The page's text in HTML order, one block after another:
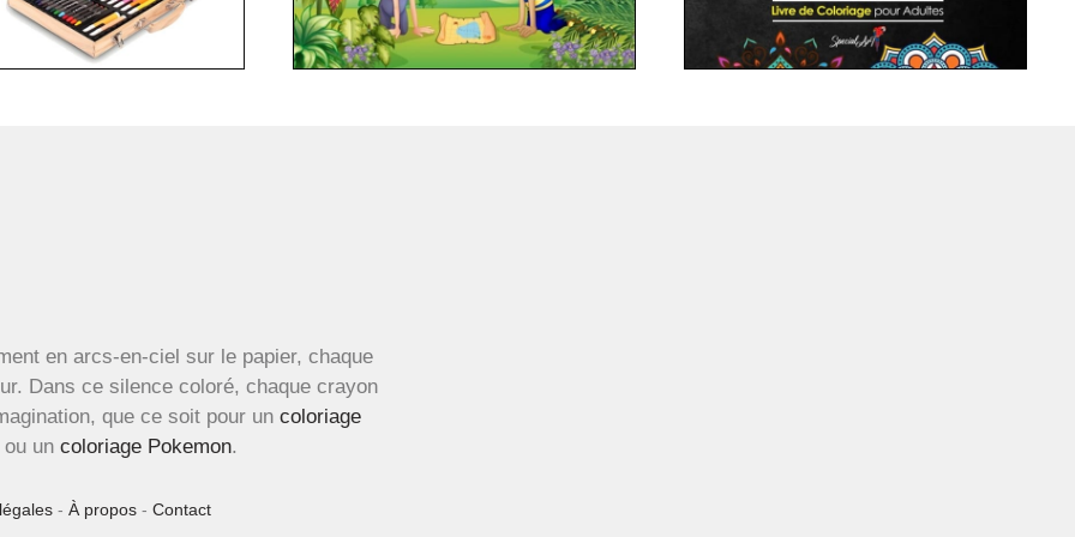
en arcs-en-ciel sur le papier, chaque
Dans ce silence coloré, chaque crayon
que ce soit pour un coloriage
ou un coloriage Pokemon.
- À propos - Contact